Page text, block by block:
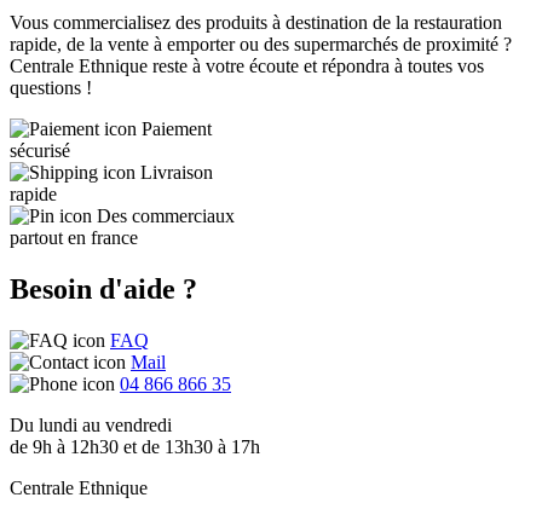
Vous commercialisez des produits à destination de la restauration
rapide, de la vente à emporter ou des supermarchés de proximité ?
Centrale Ethnique reste à votre écoute et répondra à toutes vos
questions !
Paiement
sécurisé
Livraison
rapide
Des commerciaux
partout en france
Besoin d'aide ?
FAQ
Mail
04 866 866 35
Du lundi au vendredi
de 9h à 12h30 et de 13h30 à 17h
Centrale Ethnique